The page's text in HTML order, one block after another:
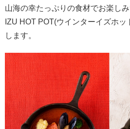
山海の幸たっぷりの食材でお楽し
IZU HOT POT(ウインターイズホッ
します。